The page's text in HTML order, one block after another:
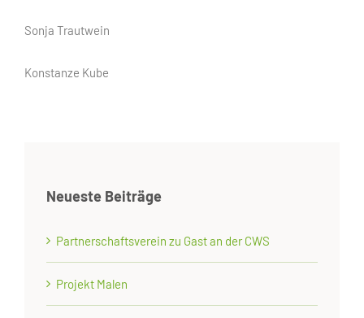
Sonja Trautwein
Konstanze Kube
Neueste Beiträge
Partnerschaftsverein zu Gast an der CWS
Projekt Malen